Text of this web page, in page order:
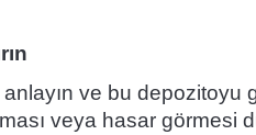
ve bu
veya hasar